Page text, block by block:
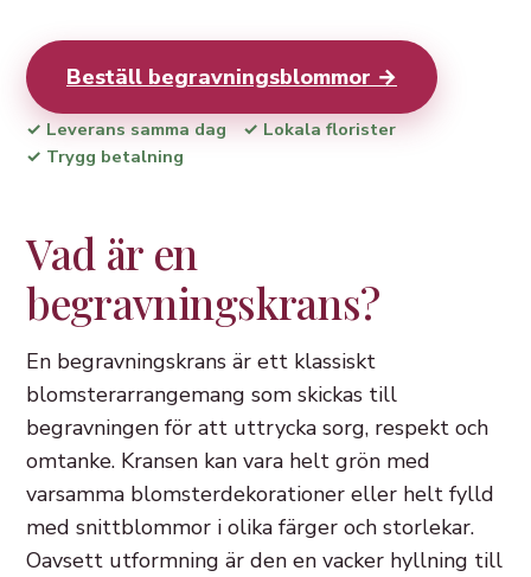
Beställ begravningsblommor →
✓ Leverans samma dag
✓ Lokala florister
✓ Trygg betalning
Vad är en
begravningskrans?
En begravningskrans är ett klassiskt
blomsterarrangemang som skickas till
begravningen för att uttrycka sorg, respekt och
omtanke. Kransen kan vara helt grön med
varsamma blomsterdekorationer eller helt fylld
med snittblommor i olika färger och storlekar.
Oavsett utformning är den en vacker hyllning till